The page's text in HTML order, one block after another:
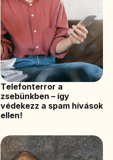
Telefonterror a
zsebünkben – így
védekezz a spam hívások
ellen!